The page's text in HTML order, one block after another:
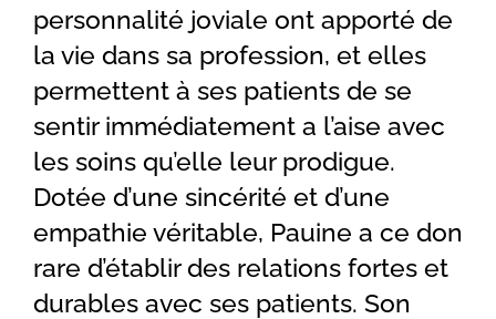
personnalité joviale ont apporté de
la vie dans sa profession, et elles
permettent à ses patients de se
sentir immédiatement a l’aise avec
les soins qu’elle leur prodigue.
Dotée d’une sincérité et d’une
empathie véritable, Pauine a ce don
rare d’établir des relations fortes et
durables avec ses patients. Son